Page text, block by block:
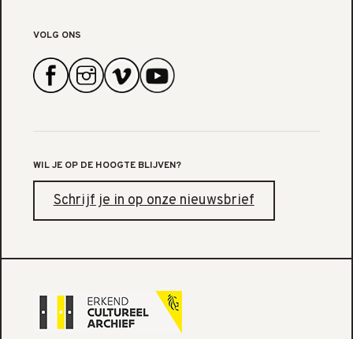
VOLG ONS
WIL JE OP DE HOOGTE BLIJVEN?
Schrijf je in op onze nieuwsbrief